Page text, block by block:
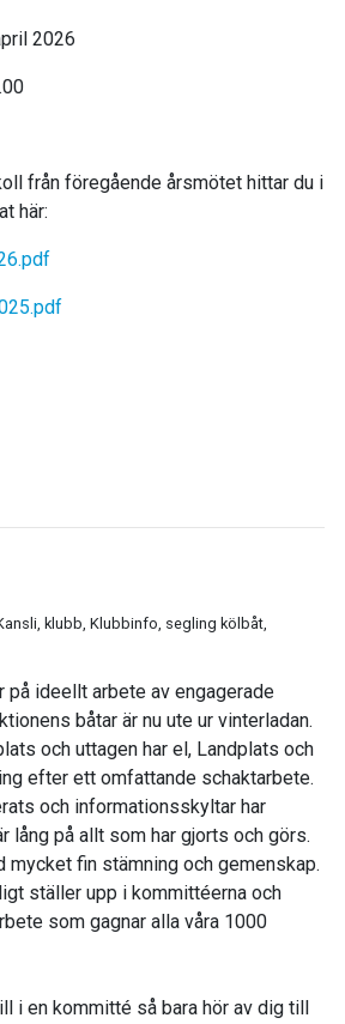
2026
från föregående årsmötet hittar du i
här:
klubb, Klubbinfo, segling kölbåt,
på ideellt arbete av engagerade
båtar är nu ute ur vinterladan.
och uttagen har el, Landplats och
efter ett omfattande schaktarbete.
och informationsskyltar har
lång på allt som har gjorts och görs.
mycket fin stämning och gemenskap.
ställer upp i kommittéerna och
som gagnar alla våra 1000
i en kommitté så bara hör av dig till